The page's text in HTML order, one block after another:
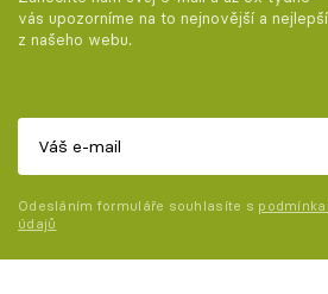
vás upozorníme na to nejnovější a nejlepší
z našeho webu.
Odesláním formuláře souhlasíte s
údajů